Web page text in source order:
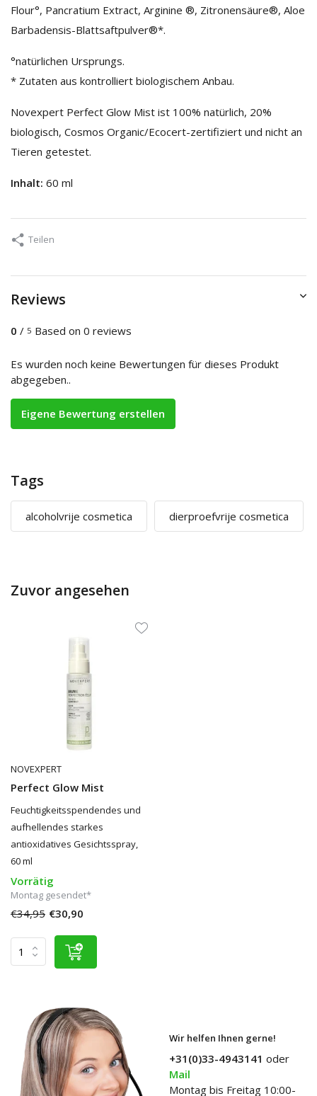
Flour°, Pancratium Extract, Arginine ®, Zitronensäure®, Aloe
Barbadensis-Blattsaftpulver®*.
°natürlichen Ursprungs.
* Zutaten aus kontrolliert biologischem Anbau.
Novexpert Perfect Glow Mist ist 100% natürlich, 20%
biologisch, Cosmos Organic/Ecocert-zertifiziert und nicht an
Tieren getestet.
Inhalt: 60 ml
Teilen
Reviews
0 / 5 Based on 0 reviews
Es wurden noch keine Bewertungen für dieses Produkt
abgegeben..
Eigene Bewertung erstellen
Tags
alcoholvrije cosmetica dierproefvrije cosmetica
Zuvor angesehen
NOVEXPERT
Perfect Glow Mist
Feuchtigkeitsspendendes und
aufhellendes starkes
antioxidatives Gesichtsspray,
60 ml
Vorrätig
Montag gesendet*
€34,95 €30,90
Wir helfen Ihnen gerne!
+31(0)33-4943141 oder
Mail
Montag bis Freitag 10:00-